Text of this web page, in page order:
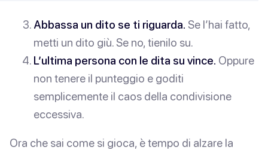
Abbassa un dito se ti riguarda. Se l’hai fatto,
metti un dito giù. Se no, tienilo su.
L’ultima persona con le dita su vince. Oppure
non tenere il punteggio e goditi
semplicemente il caos della condivisione
eccessiva.
Ora che sai come si gioca, è tempo di alzare la